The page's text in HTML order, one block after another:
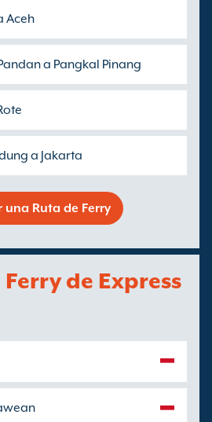
Aceh
a Pangkal Pinang
a Jakarta
una Ruta de Ferry
de Express